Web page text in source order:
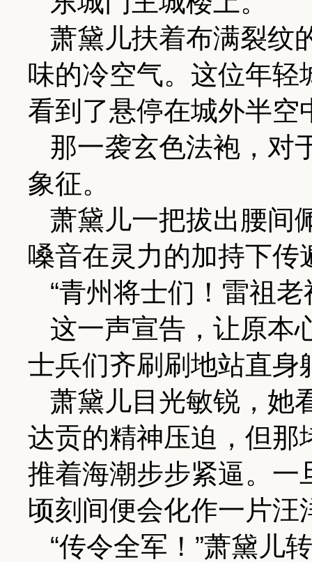
萧黛儿扶着布满裂纹
味的冷空气。这位年轻
看到了悬停在城外半空
那一袭玄色法袍，对
象征。
萧黛儿一把拔出腰间
嗓音在灵力的加持下传
“青州将士们！雷祖
这一声宣告，让原本
士兵们齐刷刷地站直身
萧黛儿目光敏锐，她
达贡的精神压迫，但那
推着海潮步步紧逼。一
顷刻间便会化作一片汪
“传令全军！”萧黛儿